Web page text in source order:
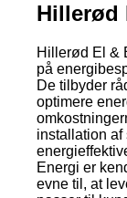
Hillerød
Hillerød El &
på
De tilbyder
optimere
installation af
Energi er
evne til, at